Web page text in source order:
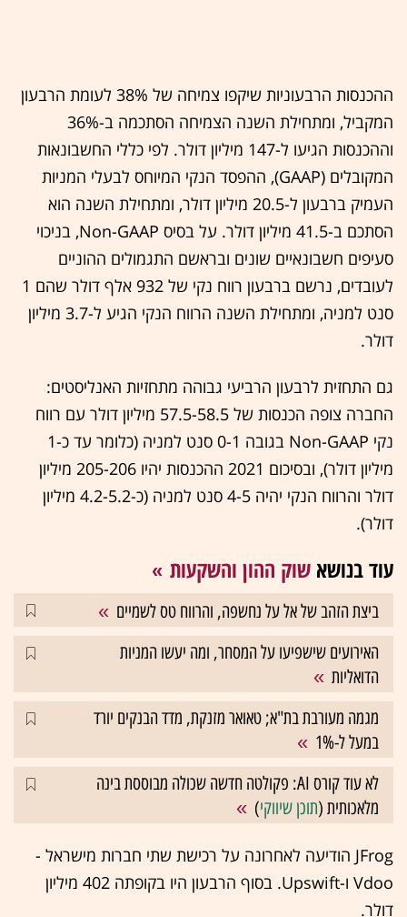
ההכנסות הרבעוניות שיקפו צמיחה של 38% לעומת הרבעון
המקביל, ומתחילת השנה הצמיחה הסתכמה ב-36%
וההכנסות הגיעו ל-147 מיליון דולר. לפי כללי החשבונאות
המקובלים (GAAP), ההפסד הנקי המיוחס לבעלי המניות
העמיק ברבעון ל-20.5 מיליון דולר, ומתחילת השנה הוא
הסתכם ב-41.5 מיליון דולר. על בסיס Non-GAAP, בניכוי
סעיפים חשבונאיים שונים ובראשם התגמולים ההוניים
לעובדים, נרשם ברבעון רווח נקי של 932 אלף דולר שהם 1
סנט למניה, ומתחילת השנה הרווח הנקי הגיע ל-3.7 מיליון
דולר.
גם התחזית לרבעון הרביעי גבוהה מתחזיות האנליסטים:
החברה צופה הכנסות של 57.5-58.5 מיליון דולר עם רווח
נקי Non-GAAP בגובה 0-1 סנט למניה (כלומר עד כ-1
מיליון דולר), ובסיכום 2021 ההכנסות יהיו 205-206 מיליון
דולר והרווח הנקי יהיה 4-5 סנט למניה (כ-4.2-5.2 מיליון
דולר).
עוד בנושא שוק ההון והשקעות
ביצת הזהב של אל על נחשפה, והרווח טס לשמיים
האירועים שישפיעו על המסחר, ומה יעשו המניות
הדואליות
מגמה מעורבת בת"א; טאואר מזנקת, מדד הבנקים יורד
במעל ל-1%
לא עוד קורס AI: פקולטה חדשה שכולה מבוססת בינה
מלאכותית (תוכן שיווקי)
JFrog הודיעה לאחרונה על רכישת שתי חברות מישראל -
Vdoo ו-Upswift. בסוף הרבעון היו בקופתה 402 מיליון
דולר.